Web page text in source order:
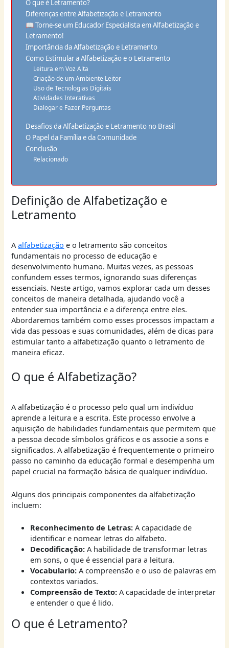
O que é Letramento?
Diferenças entre Alfabetização e Letramento
📖 Torne-se um Educador Especialista em Alfabetização e
Letramento!
Importância da Alfabetização e Letramento
Como Estimular a Alfabetização e o Letramento
Leitura em Voz Alta
Criação de um Ambiente Leitor
Uso de Tecnologias Digitais
Atividades Interativas
Dialogar e Fazer Perguntas
Desafios da Alfabetização e Letramento no Brasil
O Papel da Família e da Comunidade
Conclusão
Relacionado
Definição de Alfabetização e
Letramento
Aalfabetização e o letramento são conceitos
fundamentais no processo de educação e
desenvolvimento humano. Muitas vezes, as pessoas
confundem esses termos, ignorando suas diferenças
essenciais. Neste artigo, vamos explorar cada um desses
conceitos de maneira detalhada, ajudando você a
entender sua importância e a diferença entre eles.
Abordaremos também como esses processos impactam a
vida das pessoas e suas comunidades, além de dicas para
estimular tanto a alfabetização quanto o letramento de
maneira eficaz.
O que é Alfabetização?
A alfabetização é o processo pelo qual um indivíduo
aprende a leitura e a escrita. Este processo envolve a
aquisição de habilidades fundamentais que permitem que
a pessoa decode símbolos gráficos e os associe a sons e
significados. A alfabetização é frequentemente o primeiro
passo no caminho da educação formal e desempenha um
papel crucial na formação básica de qualquer indivíduo.
Alguns dos principais componentes da alfabetização
incluem:
Reconhecimento de Letras:A capacidade de
identificar e nomear letras do alfabeto.
Decodificação:A habilidade de transformar letras
em sons, o que é essencial para a leitura.
Vocabulario:A compreensão e o uso de palavras em
contextos variados.
Compreensão de Texto:A capacidade de interpretar
e entender o que é lido.
O que é Letramento?